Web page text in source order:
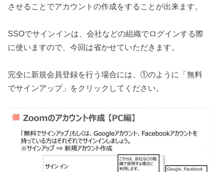
させることでアカウントの作成をすることが出来ます。
SSOでサインインは、会社などの組織でログインする際
に使いますので、今回は省かせていただきます。
完全に新規会員登録を行う場合には、①のように「無料
でサインアップ」をクリックしてください。